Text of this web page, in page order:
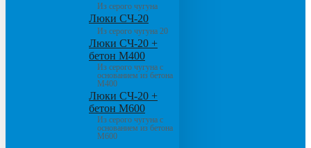
Из серого чугуна
Люки СЧ-20
Из серого чугуна 20
Люки СЧ-20 +
бетон М400
Из серого чугуна с
основанием из бетона
М400
Люки СЧ-20 +
бетон М600
Из серого чугуна с
основанием из бетона
М600